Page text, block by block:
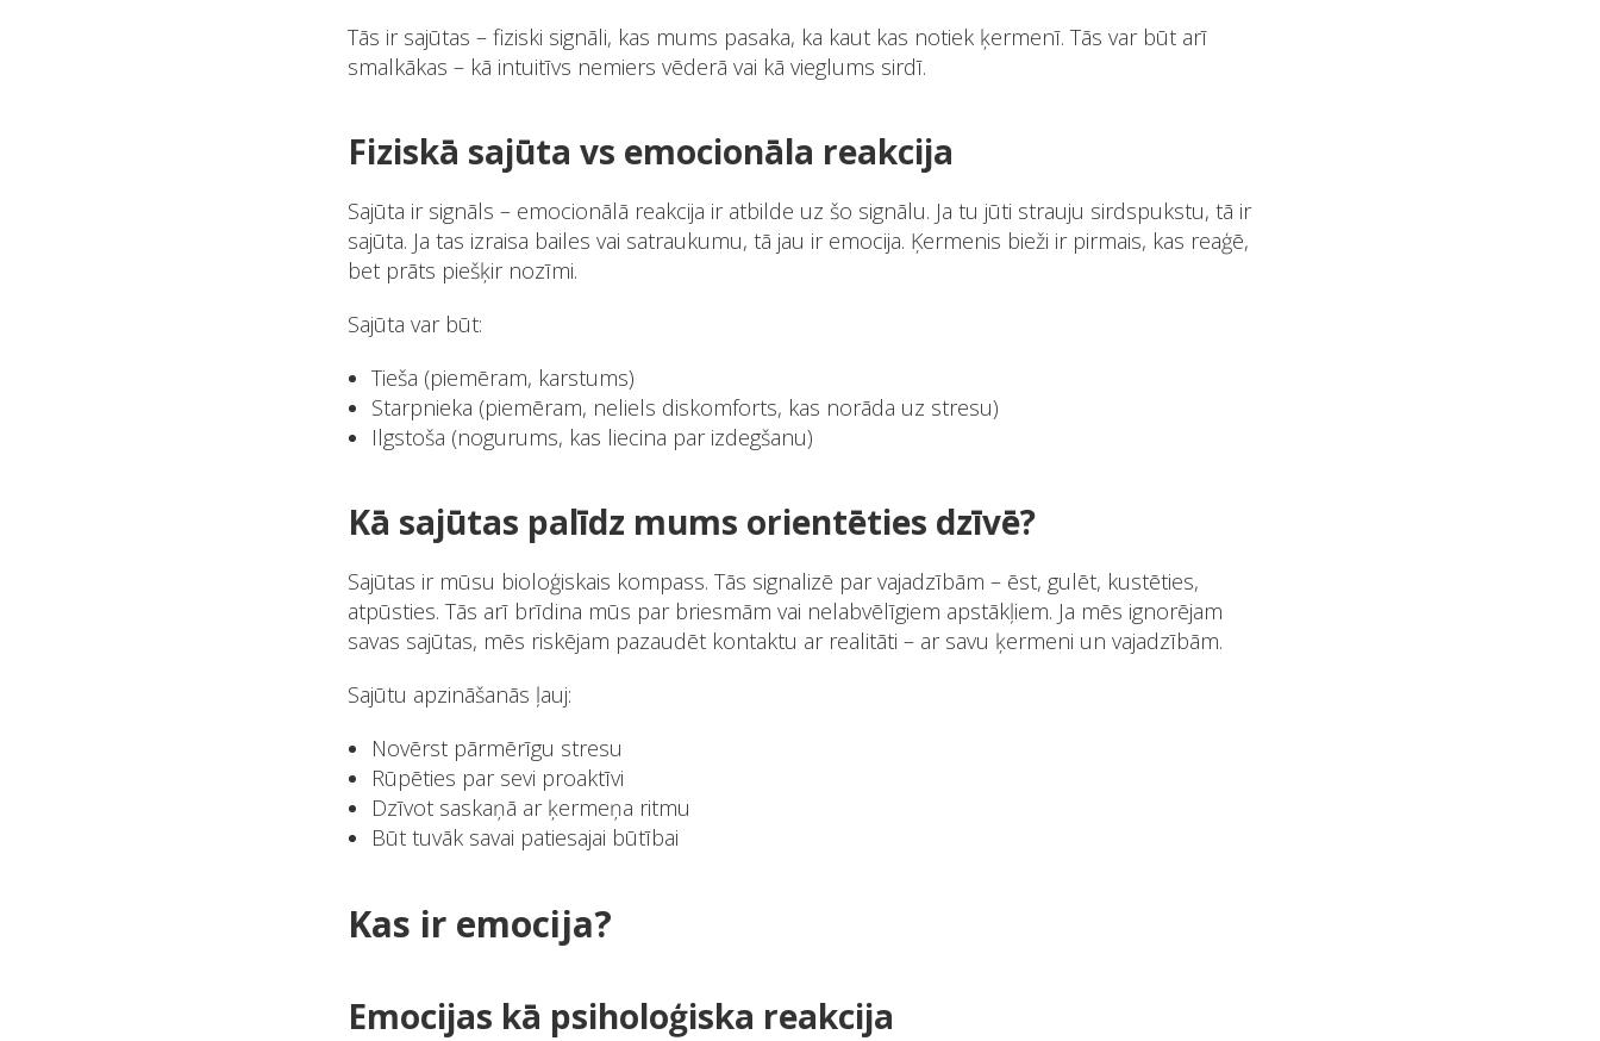
Tās ir sajūtas – fiziski signāli, kas mums pasaka, ka kaut kas notiek ķermenī. Tās var būt arī
smalkākas – kā intuitīvs nemiers vēderā vai kā vieglums sirdī.
Fiziskā sajūta vs emocionāla reakcija
Sajūta ir signāls – emocionālā reakcija ir atbilde uz šo signālu. Ja tu jūti strauju sirdspukstu, tā ir
sajūta. Ja tas izraisa bailes vai satraukumu, tā jau ir emocija. Ķermenis bieži ir pirmais, kas reaģē,
bet prāts piešķir nozīmi.
Sajūta var būt:
Tieša (piemēram, karstums)
Starpnieka (piemēram, neliels diskomforts, kas norāda uz stresu)
Ilgstoša (nogurums, kas liecina par izdegšanu)
Kā sajūtas palīdz mums orientēties dzīvē?
Sajūtas ir mūsu bioloģiskais kompass. Tās signalizē par vajadzībām – ēst, gulēt, kustēties,
atpūsties. Tās arī brīdina mūs par briesmām vai nelabvēlīgiem apstākļiem. Ja mēs ignorējam
savas sajūtas, mēs riskējam pazaudēt kontaktu ar realitāti – ar savu ķermeni un vajadzībām.
Sajūtu apzināšanās ļauj:
Novērst pārmērīgu stresu
Rūpēties par sevi proaktīvi
Dzīvot saskaņā ar ķermeņa ritmu
Būt tuvāk savai patiesajai būtībai
Kas ir emocija?
Emocijas kā psiholoģiska reakcija